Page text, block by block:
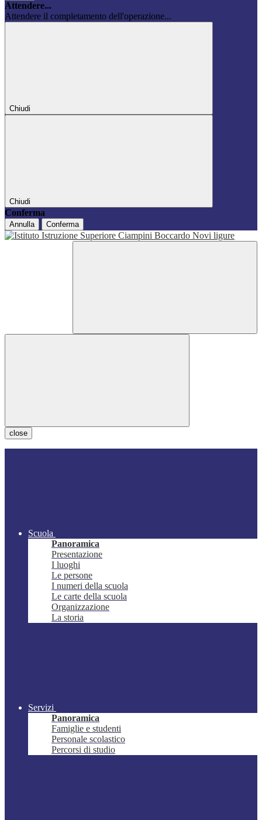
Attendere...
Attendere il completamento dell'operazione...
Chiudi
Chiudi
Conferma
Annulla Conferma
close
Scuola
Panoramica
Presentazione
I luoghi
Le persone
I numeri della scuola
Le carte della scuola
Organizzazione
La storia
Servizi
Panoramica
Famiglie e studenti
Personale scolastico
Percorsi di studio